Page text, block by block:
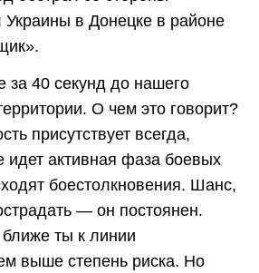
в Донецке в районе
40 секунд до нашего
О чем это говорит?
присутствует всегда,
идет активная фаза боевых
боестолкновения. Шанс,
— он постоянен.
ты к линии
выше степень риска. Но